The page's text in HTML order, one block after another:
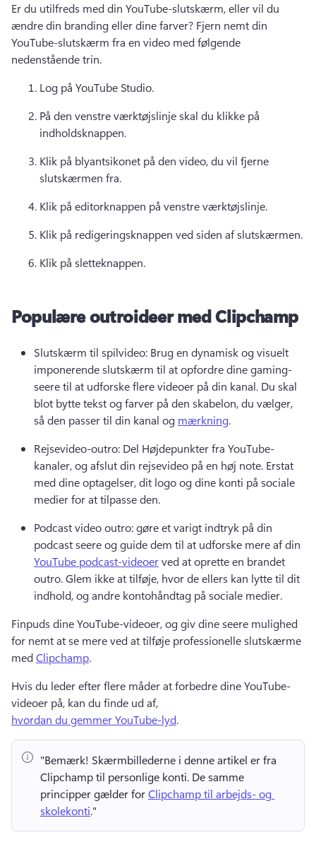
Er du utilfreds med din YouTube-slutskærm, eller vil du
ændre din branding eller dine farver? Fjern nemt din
YouTube-slutskærm fra en video med følgende
nedenstående trin.
Log på YouTube Studio.
På den venstre værktøjslinje skal du klikke på
indholdsknappen.
Klik på blyantsikonet på den video, du vil fjerne
slutskærmen fra.
Klik på editorknappen på venstre værktøjslinje.
Klik på sletteknappen.
Populære outroideer med Clipchamp
Slutskærm til spilvideo: Brug en dynamisk og visuelt
imponerende slutskærm til at opfordre dine gaming-
seere til at udforske flere videoer på din kanal. Du skal
blot bytte tekst og farver på den skabelon, du vælger,
så den passer til din kanal og mærkning.
Rejsevideo-outro: Del Højdepunkter fra YouTube-
kanaler, og afslut din rejsevideo på en høj note. Erstat
med dine optagelser, dit logo og dine konti på sociale
medier for at tilpasse den.
Podcast video outro: gøre et varigt indtryk på din
podcast seere og guide dem til at udforske mere af din
YouTube podcast-videoer ved at oprette en brandet
outro. Glem ikke at tilføje, hvor de ellers kan lytte til dit
indhold, og andre kontohåndtag på sociale medier.
Finpuds dine YouTube-videoer, og giv dine seere mulighed
for nemt at se mere ved at tilføje professionelle slutskærme
med Clipchamp.
Hvis du leder efter flere måder at forbedre dine YouTube-
videoer på, kan du finde ud af,
hvordan du gemmer YouTube-lyd.
"Bemærk! Skærmbillederne i denne artikel er fra
Clipchamp til personlige konti. De samme
principper gælder for Clipchamp til arbejds- og
skolekonti."